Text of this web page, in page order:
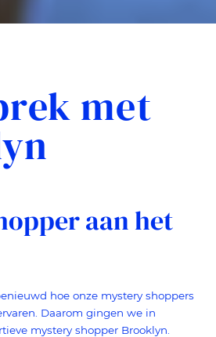
met
aan het
hoe onze mystery shoppers
Daarom gingen we in
mystery shopper Brooklyn.